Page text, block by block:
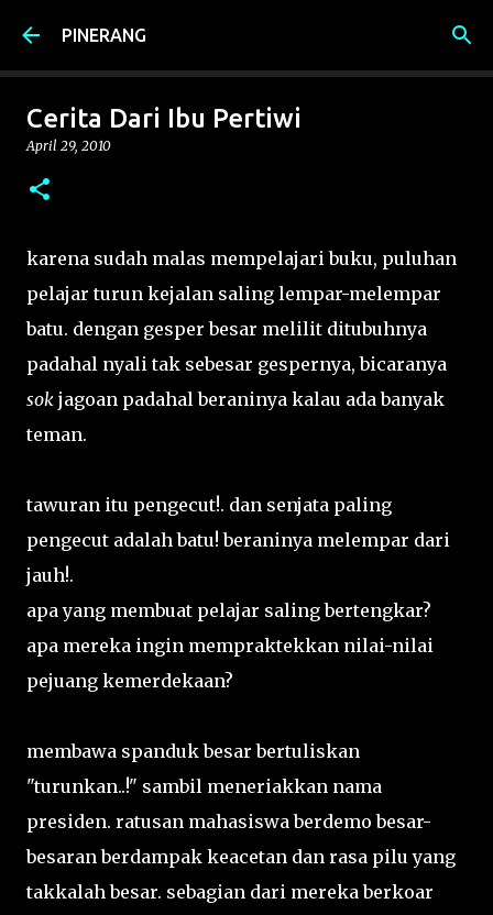
Langsung ke konten utama
PINERANG
Cerita Dari Ibu Pertiwi
April 29, 2010
karena sudah malas mempelajari buku, puluhan
pelajar turun kejalan saling lempar-melempar
batu. dengan gesper besar melilit ditubuhnya
padahal nyali tak sebesar gespernya, bicaranya
sok jagoan padahal beraninya kalau ada banyak
teman.
tawuran itu pengecut!. dan senjata paling
pengecut adalah batu! beraninya melempar dari
jauh!.
apa yang membuat pelajar saling bertengkar?
apa mereka ingin mempraktekkan nilai-nilai
pejuang kemerdekaan?
membawa spanduk besar bertuliskan
"turunkan..!" sambil meneriakkan nama
presiden. ratusan mahasiswa berdemo besar-
besaran berdampak keacetan dan rasa pilu yang
takkalah besar. sebagian dari mereka berkoar